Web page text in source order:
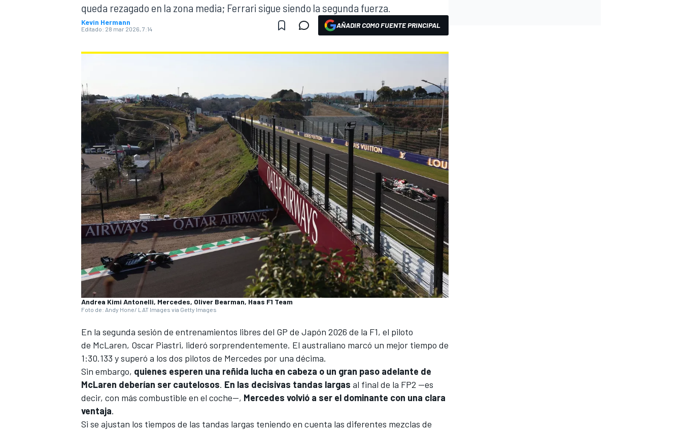
WEC FÓRMULA E
queda rezagado en la zona media; Ferrari sigue siendo la segunda fuerza.
Kevin Hermann
Editado: 28 mar 2026, 7:14 AÑADIR COMO FUENTE PRINCIPAL
Andrea Kimi Antonelli, Mercedes, Oliver Bearman, Haas F1 Team
Foto de: Andy Hone/ LAT Images via Getty Images
En la segunda sesión de entrenamientos libres del GP de Japón 2026 de la F1, el piloto
de McLaren, Oscar Piastri, lideró sorprendentemente. El australiano marcó un mejor tiempo de
1:30.133 y superó a los dos pilotos de Mercedes por una décima.
Sin embargo, quienes esperen una reñida lucha en cabeza o un gran paso adelante de
McLaren deberían ser cautelosos. En las decisivas tandas largas al final de la FP2 —es
decir, con más combustible en el coche—, Mercedes volvió a ser el dominante con una clara
ventaja.
Si se ajustan los tiempos de las tandas largas teniendo en cuenta las diferentes mezclas de